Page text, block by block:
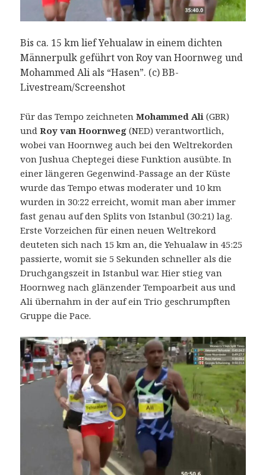
Bis ca. 15 km lief Yehualaw in einem dichten
Männerpulk geführt von Roy van Hoornweg und
Mohammed Ali als “Hasen”. (c) BB-
Livestream/Screenshot
Für das Tempo zeichnetenMohammed Ali (GBR)
undRoy van Hoornweg (NED) verantwortlich,
wobei van Hoornweg auch bei den Weltrekorden
von Jushua Cheptegei diese Funktion ausübte. In
einer längeren Gegenwind-Passage an der Küste
wurde das Tempo etwas moderater und 10 km
wurden in 30:22 erreicht, womit man aber immer
fast genau auf den Splits von Istanbul (30:21) lag.
Erste Vorzeichen für einen neuen Weltrekord
deuteten sich nach 15 km an, die Yehualaw in 45:25
passierte, womit sie 5 Sekunden schneller als die
Druchgangszeit in Istanbul war. Hier stieg van
Hoornweg nach glänzender Tempoarbeit aus und
Ali übernahm in der auf ein Trio geschrumpften
Gruppe die Pace.